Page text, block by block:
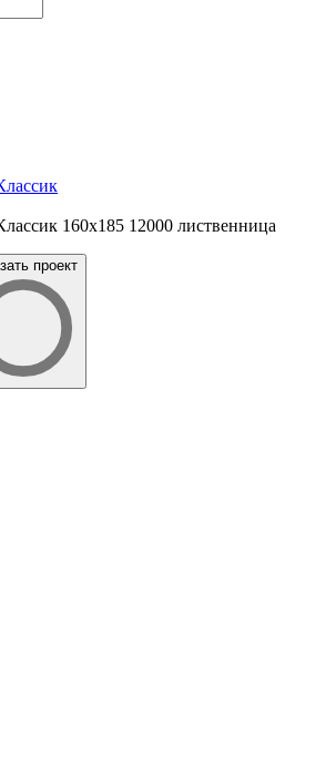
160x185 12000 лиственница
проект